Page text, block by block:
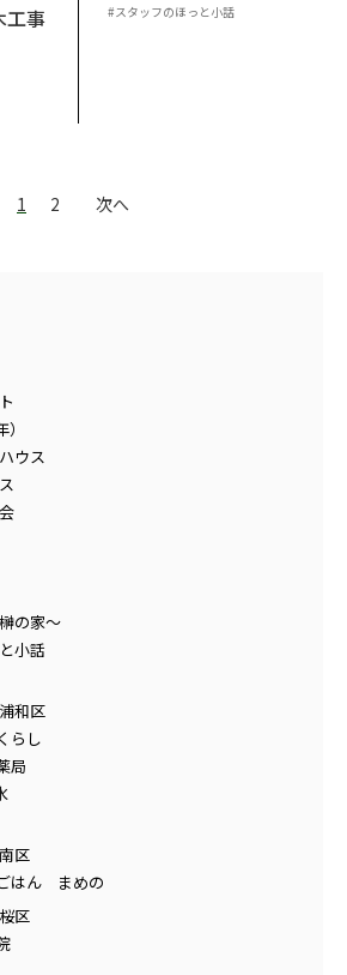
事
スタッフのほっと小話
1 2 次へ
ウス
の家～
小話
和区
らし
局
区
はん まめの
区